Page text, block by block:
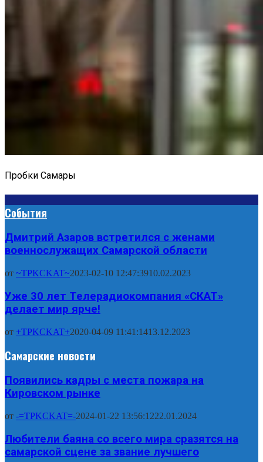
Пробки Самары
События
Дмитрий Азаров встретился с женами
военнослужащих Самарской области
от ~TPKCKAT~2023-02-10 12:47:3910.02.2023
Уже 30 лет Телерадиокомпания «СКАТ»
делает мир ярче!
от +TPKCKAT+2020-04-09 11:41:1413.12.2023
Самарские новости
Появились кадры с места пожара на
Кировском рынке
от -=TPKCKAT=-2024-01-22 13:56:1222.01.2024
Любители баяна со всего мира сразятся на
самарской сцене за звание лучшего